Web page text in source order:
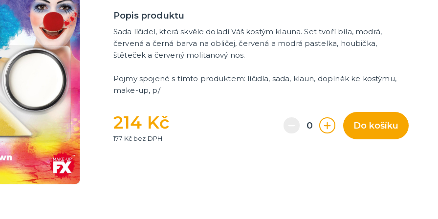
na rozlučku
rozlučku
a placky s nápisem
na rozlučku
budoucí nevěstu
družičky
budoucího ženicha
mládence
se svobodou
Popis produktu
Sada líčidel, která skvěle doladí Váš kostým klauna. Set tvoří bíla, modrá,
červená a černá barva na obličej, červená a modrá pastelka, houbička,
štěteček a červený molitanový nos.
Pojmy spojené s tímto produktem: líčidla, sada, klaun, doplněk ke kostýmu,
make-up, p/
214 Kč
177 Kč bez DPH
Do košíku